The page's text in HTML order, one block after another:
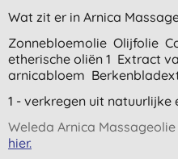
Wat zit er in Arnica
Zonnebloemolie Olijfolie
etherische oliën 1 Extract
arnicabloem
1 - verkregen uit natuurlijke
Weleda Arnica
hier.